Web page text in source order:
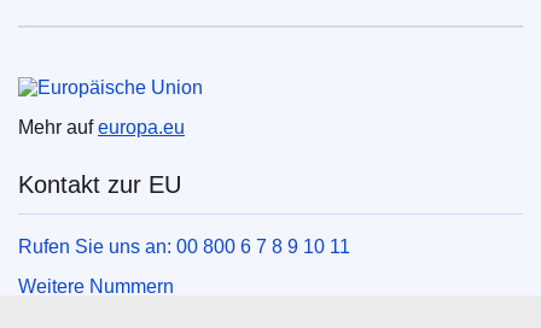
Mehr aufeuropa.eu
Kontakt zur EU
Rufen Sie uns an: 00 800 6 7 8 9 10 11
Weitere Nummern